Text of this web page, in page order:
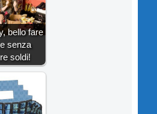
bello fare
senza
soldi!